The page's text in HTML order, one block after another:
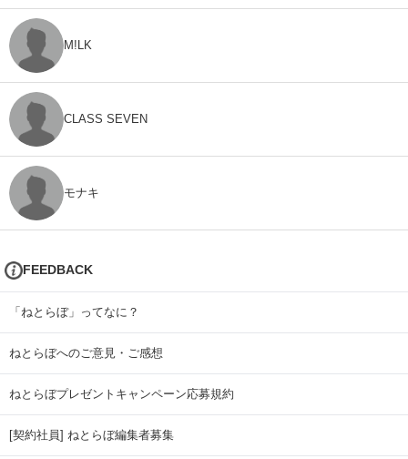
M!LK
CLASS SEVEN
モナキ
FEEDBACK
「ねとらぼ」ってなに？
ねとらぼへのご意見・ご感想
ねとらぼプレゼントキャンペーン応募規約
[契約社員] ねとらぼ編集者募集